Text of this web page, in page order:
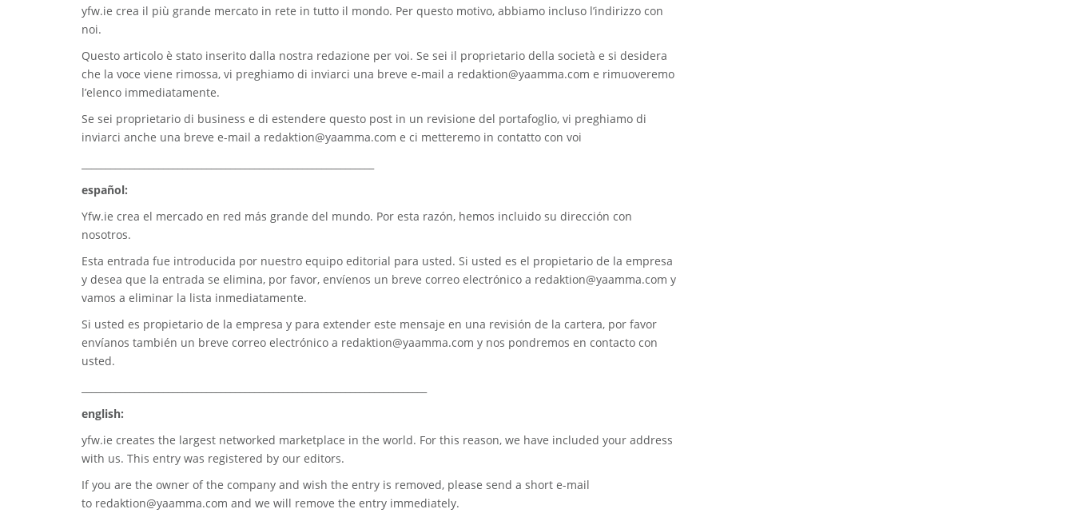
yfw.ie crea il più grande mercato in rete in tutto il mondo. Per questo motivo, abbiamo incluso l’indirizzo con
noi.
Questo articolo è stato inserito dalla nostra redazione per voi. Se sei il proprietario della società e si desidera
che la voce viene rimossa, vi preghiamo di inviarci una breve e-mail a redaktion@yaamma.com e rimuoveremo
l’elenco immediatamente.
Se sei proprietario di business e di estendere questo post in un revisione del portafoglio, vi preghiamo di
inviarci anche una breve e-mail a redaktion@yaamma.com e ci metteremo in contatto con voi
español:
Yfw.ie crea el mercado en red más grande del mundo. Por esta razón, hemos incluido su dirección con
nosotros.
Esta entrada fue introducida por nuestro equipo editorial para usted. Si usted es el propietario de la empresa
y desea que la entrada se elimina, por favor, envíenos un breve correo electrónico a redaktion@yaamma.com y
vamos a eliminar la lista inmediatamente.
Si usted es propietario de la empresa y para extender este mensaje en una revisión de la cartera, por favor
envíanos también un breve correo electrónico a redaktion@yaamma.com y nos pondremos en contacto con
usted.
english:
yfw.ie creates the largest networked marketplace in the world. For this reason, we have included your address
with us. This entry was registered by our editors.
If you are the owner of the company and wish the entry is removed, please send a short e-mail
to redaktion@yaamma.com and we will remove the entry immediately.